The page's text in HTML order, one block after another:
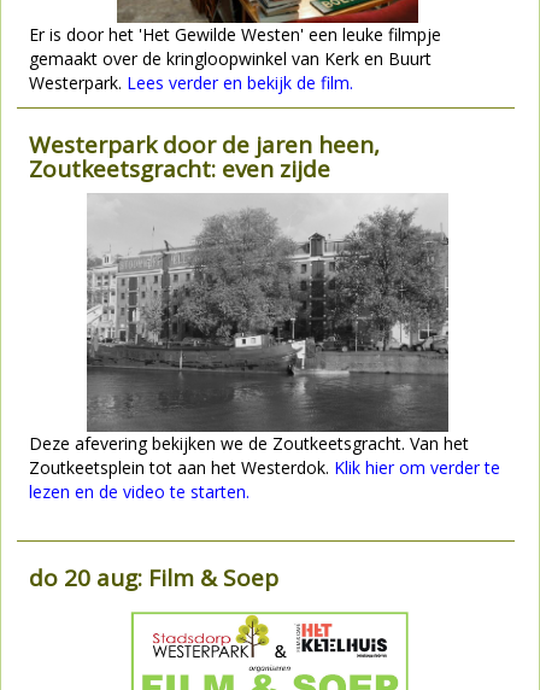
Er is door het 'Het Gewilde Westen' een leuke filmpje
gemaakt over de kringloopwinkel van Kerk en Buurt
Westerpark. Lees verder en bekijk de film.
Westerpark door de jaren heen,
Zoutkeetsgracht: even zijde
Deze afevering bekijken we de Zoutkeetsgracht. Van het
Zoutkeetsplein tot aan het Westerdok. Klik hier om verder te
lezen en de video te starten.
do 20 aug: Film & Soep